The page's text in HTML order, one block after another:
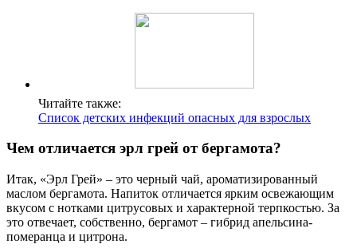
Читайте также:
Список детских инфекций опасных для взрослых
Чем отличается эрл грей от бергамота?
Итак, «Эрл Грей» – это черный чай, ароматизированный
маслом бергамота. Напиток отличается ярким освежающим
вкусом с нотками цитрусовых и характерной терпкостью. За
это отвечает, собственно, бергамот – гибрид апельсина-
померанца и цитрона.